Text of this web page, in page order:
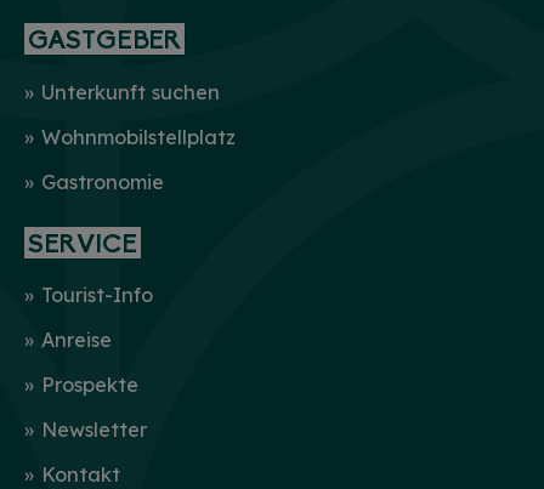
GASTGEBER
Unterkunft suchen
Wohnmobilstellplatz
Gastronomie
SERVICE
Tourist-Info
Anreise
Prospekte
Newsletter
Kontakt